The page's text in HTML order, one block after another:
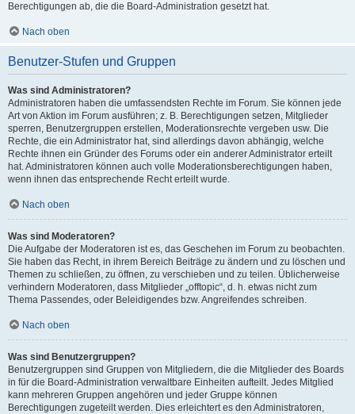
Berechtigungen ab, die die Board-Administration gesetzt hat.
Nach oben
Benutzer-Stufen und Gruppen
Was sind Administratoren?
Administratoren haben die umfassendsten Rechte im Forum. Sie können jede
Art von Aktion im Forum ausführen; z. B. Berechtigungen setzen, Mitglieder
sperren, Benutzergruppen erstellen, Moderationsrechte vergeben usw. Die
Rechte, die ein Administrator hat, sind allerdings davon abhängig, welche
Rechte ihnen ein Gründer des Forums oder ein anderer Administrator erteilt
hat. Administratoren können auch volle Moderationsberechtigungen haben,
wenn ihnen das entsprechende Recht erteilt wurde.
Nach oben
Was sind Moderatoren?
Die Aufgabe der Moderatoren ist es, das Geschehen im Forum zu beobachten.
Sie haben das Recht, in ihrem Bereich Beiträge zu ändern und zu löschen und
Themen zu schließen, zu öffnen, zu verschieben und zu teilen. Üblicherweise
verhindern Moderatoren, dass Mitglieder „offtopic“, d. h. etwas nicht zum
Thema Passendes, oder Beleidigendes bzw. Angreifendes schreiben.
Nach oben
Was sind Benutzergruppen?
Benutzergruppen sind Gruppen von Mitgliedern, die die Mitglieder des Boards
in für die Board-Administration verwaltbare Einheiten aufteilt. Jedes Mitglied
kann mehreren Gruppen angehören und jeder Gruppe können
Berechtigungen zugeteilt werden. Dies erleichtert es den Administratoren,